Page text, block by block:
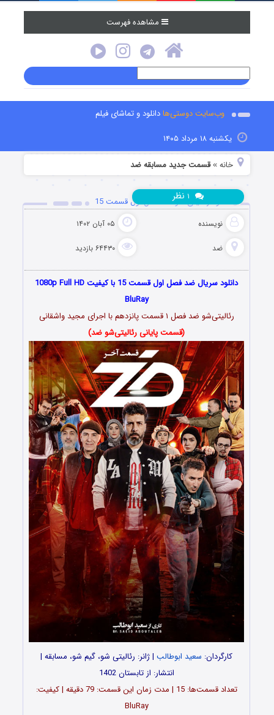
مشاهده فهرست
وب‌سایت دوستی‌هادانلود و تماشای فیلم
یکشنبه ۱۸ مرداد ۱۴۰۵
خانه »قسمت جدید مسابقه ضد
دانلود رئالیتی شو ضد فصل اول قسمت 15
نویسنده ۰۵ آبان ۱۴۰۲
ضد ۶۴۴۳۰ بازدید
نظر
دانلود سریال ضد فصل اول قسمت 15 با کیفیت 1080p Full HD
BluRay
رئالیتی‌شو ضد فصل ۱ قسمت پانزدهم با اجرای مجید واشقانی
(قسمت پایانی رئالیتی‌شو ضد)
کارگردان: سعید ابوطالب | ژانر: رئالیتی شو، گیم شو، مسابقه |
انتشار: از تابستان 1402
تعداد قسمت‌ها: 15 | مدت زمان این قسمت: 79 دقیقه | کیفیت:
BluRay